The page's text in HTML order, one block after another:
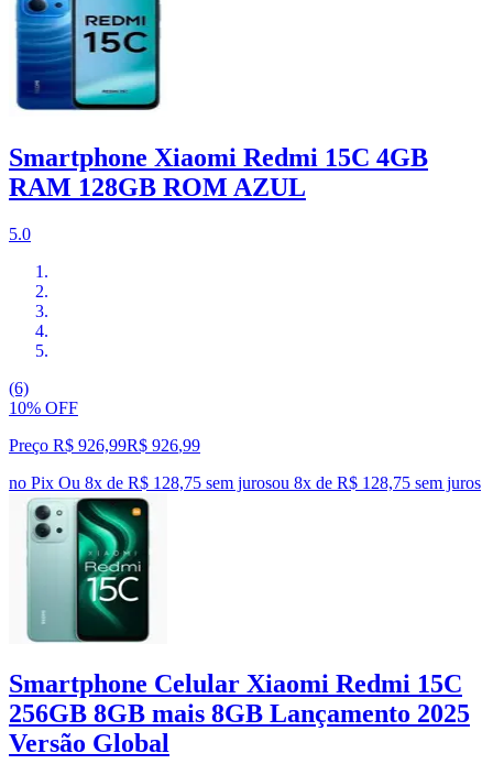
Smartphone Xiaomi Redmi 15C 4GB
RAM 128GB ROM AZUL
5.0
(6)
10% OFF
Preço R$ 926,99R$ 926,99
no Pix Ou 8x de R$ 128,75 sem jurosou 8x de R$ 128,75 sem juros
Smartphone Celular Xiaomi Redmi 15C
256GB 8GB mais 8GB Lançamento 2025
Versão Global